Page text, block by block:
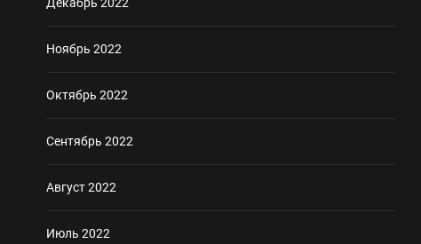
Ноябрь 2022
Октябрь 2022
Сентябрь 2022
Август 2022
Июль 2022